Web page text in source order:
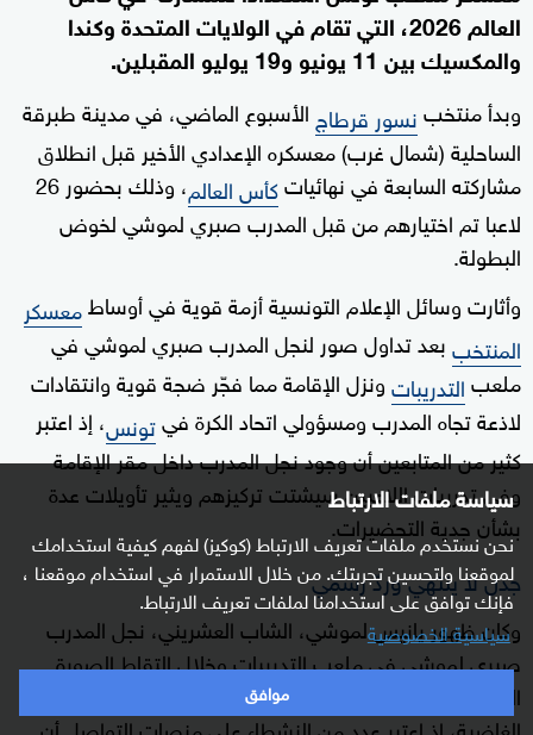
سياسة ملفات الارتباط
نحن نستخدم ملفات تعريف الارتباط (كوكيز) لفهم كيفية استخدامك
لموقعنا ولتحسين تجربتك. من خلال الاستمرار في استخدام موقعنا ،
فإنك توافق على استخدامنا لملفات تعريف الارتباط.
سياسية الخصوصية
موافق
العالم 2026، التي تقام في الولايات المتحدة وكندا
والمكسيك بين 11 يونيو و19 يوليو المقبلين.
وبدأ منتخبنسور قرطاج الأسبوع الماضي، في مدينة طبرقة
الساحلية (شمال غرب) معسكره الإعدادي الأخير قبل انطلاق
مشاركته السابعة في نهائياتكأس العالم
، وذلك بحضور 26
لاعبا تم اختيارهم من قبل المدرب صبري لموشي لخوض
البطولة.
وأثارت وسائل الإعلام التونسية أزمة قوية في أوساطمعسكر
المنتخببعد تداول صور لنجل المدرب صبري لموشي في
ملعبالتدريباتونزل الإقامة مما فجّر ضجة قوية وانتقادات
لاذعة تجاه المدرب ومسؤولي اتحاد الكرة فيتونس، إذ اعتبر
كثير من المتابعين أن وجود نجل المدرب داخل مقر الإقامة
وفي تدريبات اللاعبين سيشتت تركيزهم ويثير تأويلات عدة
بشأن جدية التحضيرات.
جدل لا ينتهي وردّ رسمي
وكان ظهور يانيس لموشي، الشاب العشريني، نجل المدرب
صبري لموشي في ملعب التدريبات وخلال التقاط الصورة
الرسمية لمنتخب تونس قد فجّر سيلا من ردود الأفعال
الغاضبة، إذ اعتبر عدد من النشطاء على منصات التواصل أن